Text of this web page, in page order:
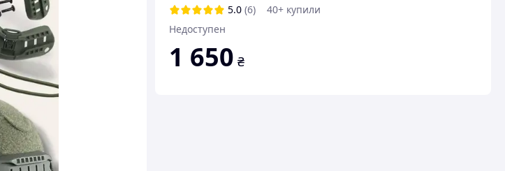
5.0 (6)
40+ купили
Недоступен
1 650 ₴